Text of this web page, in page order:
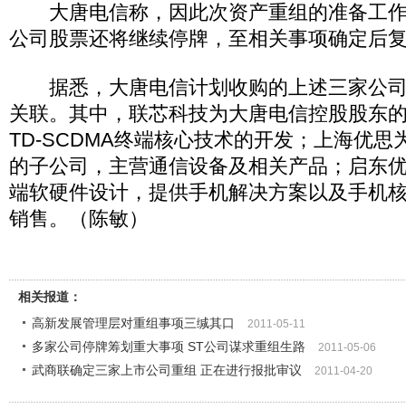
大唐电信称，因此次资产重组的准备工
公司股票还将继续停牌，至相关事项确定后
据悉，大唐电信计划收购的上述三家公
关联。其中，联芯科技为大唐电信控股股东
TD-SCDMA终端核心技术的开发；上海优思
的子公司，主营通信设备及相关产品；启东
端软硬件设计，提供手机解决方案以及手机
销售。（陈敏）
相关报道：
高新发展管理层对重组事项三缄其口
2011-05-11
多家公司停牌筹划重大事项 ST公司谋求重组生路 2011-05-06
武商联确定三家上市公司重组 正在进行报批审议 2011-04-20